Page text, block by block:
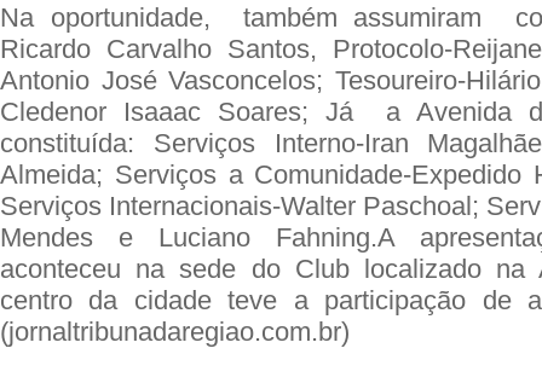
Na oportunidade, também assumiram
Ricardo Carvalho Santos, Protocolo-
Antonio José Vasconcelos; Tesoureiro-
Cledenor Isaaac Soares; Já a Avenida
constituída: Serviços Interno-Iran
Almeida; Serviços a Comunidade-Expedido
Serviços Internacionais-Walter Paschoal;
Mendes e Luciano Fahning.A
aconteceu na sede do Club localizado na
centro da cidade teve a participação de
(jornaltribunadaregiao.com.br)